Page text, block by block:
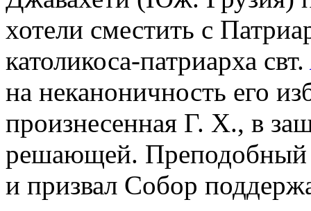
хотели сместить с
католикоса-патриарха свт.
на неканоничность его
произнесенная Г. Х., в
решающей. Преподобный
и призвал Собор